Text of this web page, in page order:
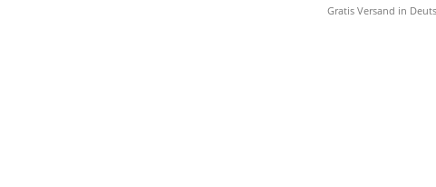
Gratis Versand in